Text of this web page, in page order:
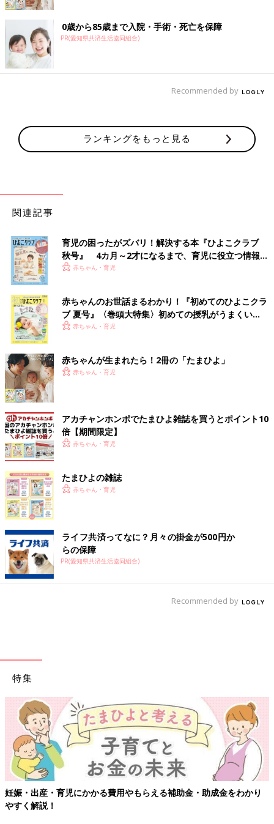
0歳から85歳まで入院・手術・死亡を保障
PR(愛知県共済生活協同組合)
Recommended by
ランキングをもっと見る
関連記事
育児の困ったがズバリ！解決する本『ひよこクラブ
秋号』 4カ月～2才になるまで、育児に役立つ情報が
いっぱい！
赤ちゃん・育児
赤ちゃんのお世話まるわかり！『初めてのひよこクラ
ブ 夏号』〈巻頭大特集〉初めての授乳がうまくい
く！ おっぱい・ミルクの基本と夏のトラブル 解決テ
赤ちゃん・育児
赤ちゃんが生まれたら！2冊の「たまひよ」
赤ちゃん・育児
アカチャンホンポでたまひよ雑誌を買うとポイント10
倍【期間限定】
赤ちゃん・育児
たまひよの雑誌
赤ちゃん・育児
ライフ共済ってなに？月々の掛金が500円か
らの保障
PR(愛知県共済生活協同組合)
Recommended by
特集
【ワクチン接種できるものも】妊婦の感染症対策、知っておいて！